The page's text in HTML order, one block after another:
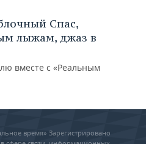
Спас,
лыжам, джаз в
вместе с «Реальным
время» Зарегистрировано